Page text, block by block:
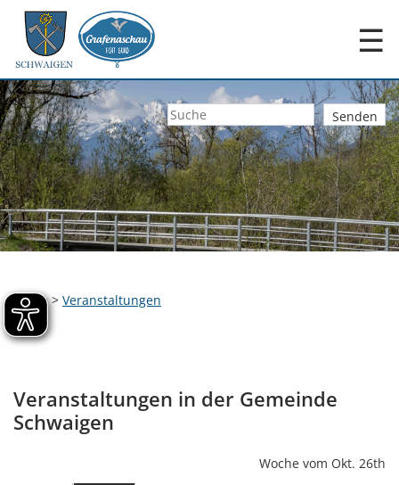
☰
Home> Veranstaltungen
Veranstaltungen in der Gemeinde
Schwaigen
Woche vom Okt. 26th